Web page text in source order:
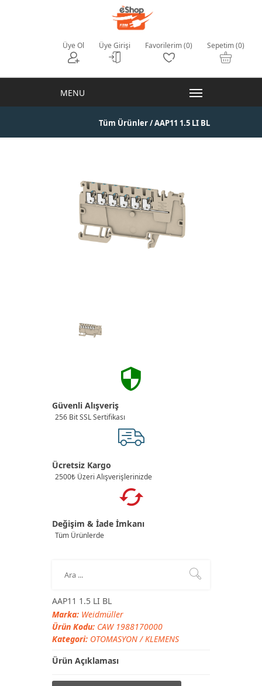
Üye Ol Üye Girişi Favorilerim (0) Sepetim (0)
Tüm Ürünler/ AAP11 1.5 LI BL
Güvenli Alışveriş
256 Bit SSL Sertifikası
Ücretsiz Kargo
2500₺ Üzeri Alışverişlerinizde
Değişim & İade İmkanı
Tüm Ürünlerde
AAP11 1.5 LI BL
Marka: Weidmüller
Ürün Kodu: CAW 1988170000
Kategori: OTOMASYON/KLEMENS
Ürün Açıklaması